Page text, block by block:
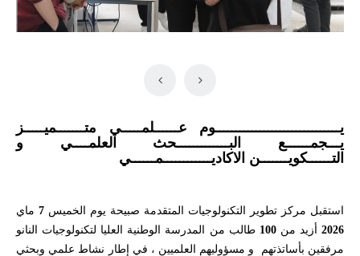
يـــــــــــــــــــــــــــــــوم عــــــلمـــــي متـــــــميـــــز
يـــجمــــــع البـــــــــــــحث العلمــــي و
التــــــكويـــــــن الاكاديــــــــــــمــــــي
استقبل مركز تطوير التكنولوجيات المتقدمة صبيحة يوم الخميس 7 ماي
2026أزيد من100 طالب من المدرسة الوطنية العليا لتكنولوجيات النانو
مرفقين بأساتذتهم و مسؤوليهم العلميين ، في إطار نشاط علمي وبحثي